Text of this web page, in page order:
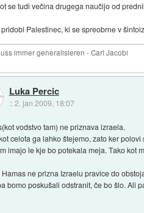
se tudi večina drugega naučijo od
Palestinec, ki se spreobrne v
immer generalisieren - Carl Jacobi
Luka Percic
::2. jan 2009, 18:07
vodstvo tam) ne priznava izraela.
celota ga lahko štejemo, zato ker
imajo le kje bo potekala meja. Tako kot
Hamas ne prizna Izraelu pravice do
bomo poskušali odstranit, če bo šlo. Ali